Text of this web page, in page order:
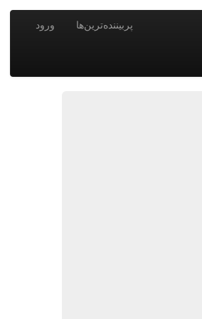
پربیننده‌ترین‌ها ورود